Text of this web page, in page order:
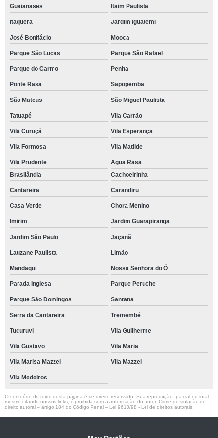
Guaianases Itaim Paulista
Itaquera Jardim Iguatemi
José Bonifácio Mooca
Parque São Lucas Parque São Rafael
Parque do Carmo Penha
Ponte Rasa Sapopemba
São Mateus São Miguel Paulista
Tatuapé Vila Carrão
Vila Curuçá Vila Esperança
Vila Formosa Vila Matilde
Vila Prudente
Água Rasa
Brasilândia
Cachoeirinha
Cantareira Carandiru
Casa Verde Chora Menino
Imirim Jardim Guarapiranga
Jardim São Paulo Jaçanã
Lauzane Paulista Limão
Mandaqui Nossa Senhora do Ó
Parada Inglesa Parque Peruche
Parque São Domingos Santana
Serra da Cantareira Tremembé
Tucuruvi Vila Guilherme
Vila Gustavo Vila Maria
Vila Marisa Mazzei Vila Mazzei
Vila Medeiros
O conteúdo do texto desta página é de direito reservado. Sua reprodução, parcial ou total,
mesmo citando nossos links, é proibida sem a autorização do autor. Crime de violação de
direito autoral – artigo 184 do Código Penal – Lei 9610/98 - Lei de direitos autorais